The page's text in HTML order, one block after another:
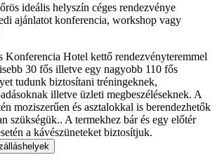
ideális helyszín céges rendezvénye
ajánlatot konferencia, workshop vagy
Konferencia Hotel kettő rendezvényteremmel
30 fős illetve egy nagyobb 110 fős
tudunk biztosítani tréningeknek,
illetve üzleti megbeszéléseknek. A
moziszerűen és asztalokkal is berendezhetők
szükségük.. A termekhez bár és egy előtér
a kávészüneteket biztosítjuk.